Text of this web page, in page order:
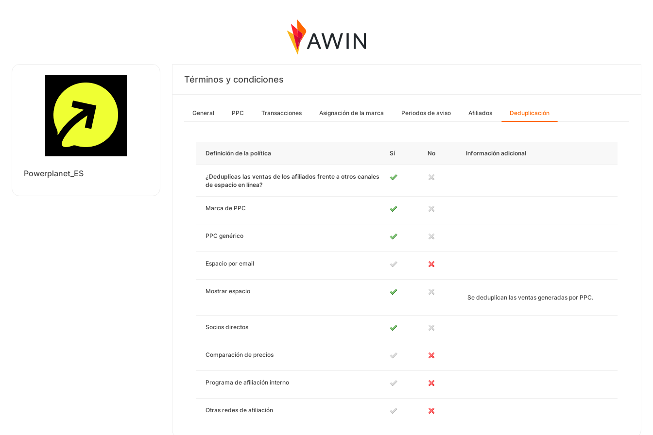
Powerplanet_ES
Términos y condiciones
General PPC Transacciones Asignación de la marca Periodos de aviso Afiliados Deduplicación
Definición de la política Sí No Información adicional
¿Deduplicas las ventas de los afiliados frente a otros canales
de espacio en línea?
Marca de PPC
PPC genérico
Espacio por email
Mostrar espacio
Se deduplican las ventas generadas por PPC.
Socios directos
Comparación de precios
Programa de afiliación interno
Otras redes de afiliación